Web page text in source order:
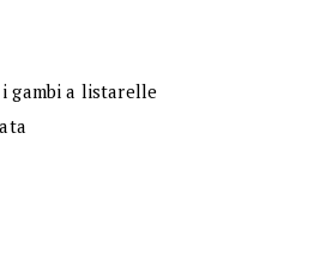
gambi a listarelle